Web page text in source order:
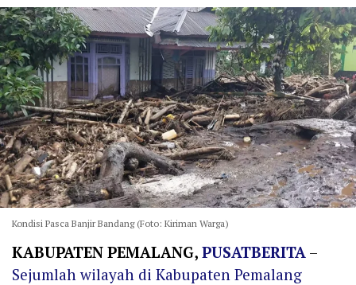
Kondisi Pasca Banjir Bandang (Foto: Kiriman Warga)
KABUPATEN PEMALANG, PUSATBERITA –
Sejumlah wilayah di Kabupaten Pemalang